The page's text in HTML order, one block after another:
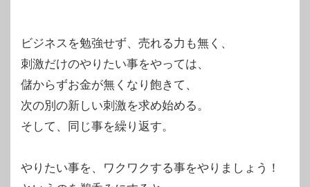
ビジネスを勉強せず、売れる力も無く、
刺激だけのやりたい事をやっては、
儲からずお金が無くなり飽きて、
次の別の新しい刺激を求め始める。
そして、同じ事を繰り返す。
やりたい事を、ワクワクする事をやりましょう！